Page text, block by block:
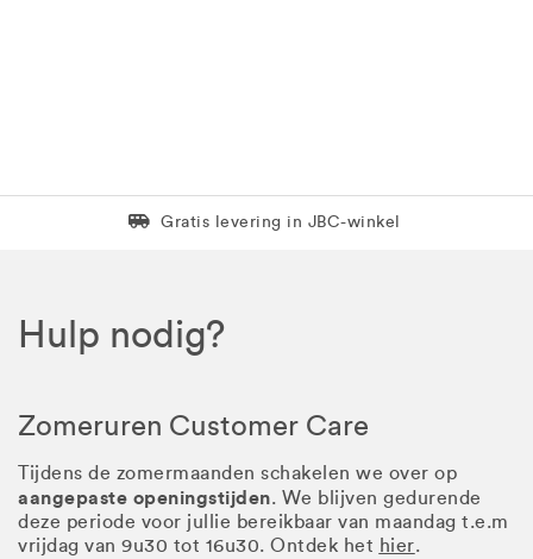
Levering in 1 pakket
Gratis levering in JBC-winkel
Hulp nodig?
Zomeruren Customer Care
Tijdens de zomermaanden schakelen we over op
aangepaste openingstijden. We blijven gedurende
deze periode voor jullie bereikbaar van maandag t.e.m
vrijdag van 9u30 tot 16u30. Ontdek het hier.